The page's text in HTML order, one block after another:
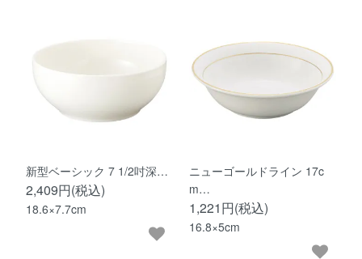
新型ベーシック 7 1/2吋深…
2,409円(税込)
18.6×7.7cm
ニューゴールドライン 17c
m…
1,221円(税込)
16.8×5cm